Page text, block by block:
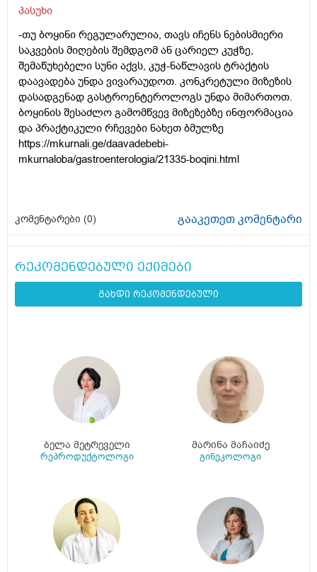
პასუხი
-თუ ბოყინი რეგულარულია, თავს იჩენს ნებისმიერი
საკვების მიღების შემდგომ ან ცარიელ კუჭზე,
შემაწუხებელი სუნი აქვს, კუჭ-ნაწლავის ტრაქტის
დაავადება უნდა ვივარაუდოთ. კონკრეტული მიზეზის
დასადგენად გასტროენტეროლოგს უნდა მიმართოთ.
ბოყინის შესაძლო გამომწვევ მიზეზებზე ინფორმაცია
და პრაქტიკული რჩევები ნახეთ ბმულზე
https://mkurnali.ge/daavadebebi-
mkurnaloba/gastroenterologia/21335-boqini.html
კომენტარები (0) გააკეთეთ კომენტარი
რეკომენდებული ექიმები
გახდი რეკომენდებული
ბელა მეტრეველი
რეპროდუქტოლოგი
მარინა მაჩაიძე
გინეკოლოგი